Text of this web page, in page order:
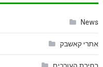
News
אתרי קאשבק